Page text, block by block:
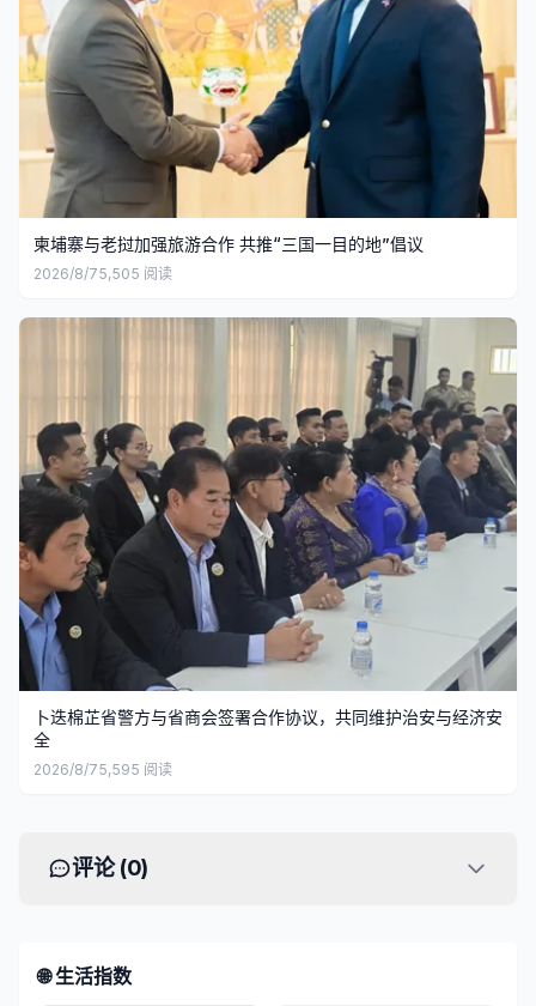
柬埔寨与老挝加强旅游合作 共推“三国一目的地”倡议
2026/8/75,505 阅读
卜迭棉芷省警方与省商会签署合作协议，共同维护治安与经济安
全
2026/8/75,595 阅读
评论 (0)
🌐 生活指数